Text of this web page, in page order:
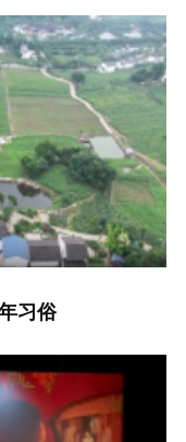
习俗